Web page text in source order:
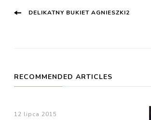
Post
DELIKATNY BUKIET AGNIESZKI2
RECOMMENDED ARTICLES
12 lipca 2015